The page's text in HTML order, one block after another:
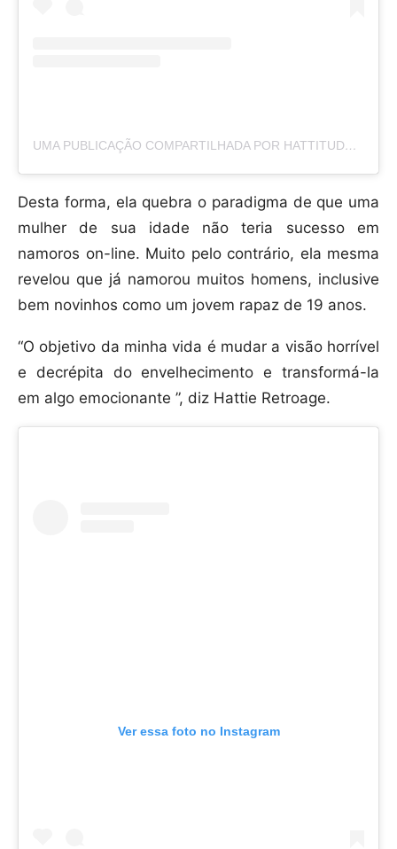
UMA PUBLICAÇÃO COMPARTILHADA POR HATTITUDES (@HATTITUDES1)
Desta forma, ela quebra o paradigma de que uma
mulher de sua idade não teria sucesso em
namoros on-line. Muito pelo contrário, ela mesma
revelou que já namorou muitos homens, inclusive
bem novinhos como um jovem rapaz de 19 anos.
“O objetivo da minha vida é mudar a visão horrível
e decrépita do envelhecimento e transformá-la
em algo emocionante ”, diz Hattie Retroage.
Ver essa foto no Instagram